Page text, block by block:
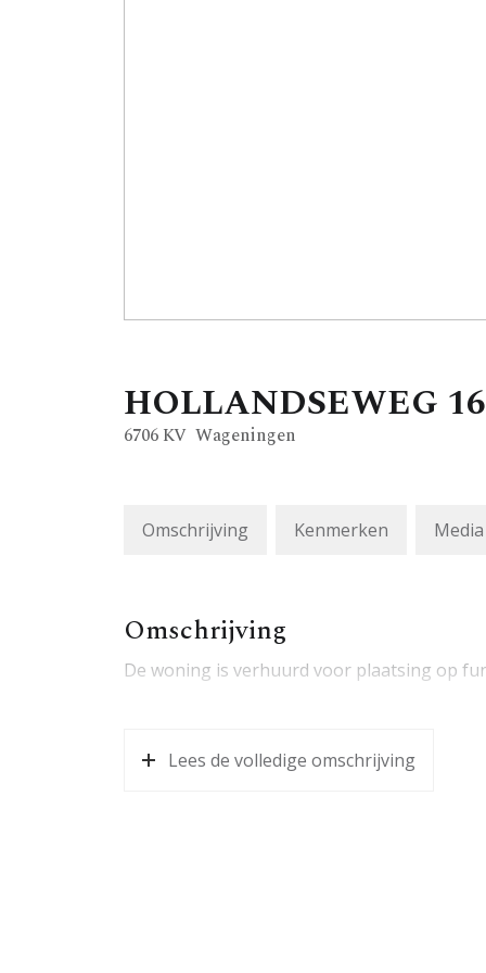
HOLLANDSEWEG
6706 KV Wageningen
Omschrijving Kenmerken Media
Omschrijving
De woning is verhuurd voor plaatsing op
Lees de volledige omschrijving